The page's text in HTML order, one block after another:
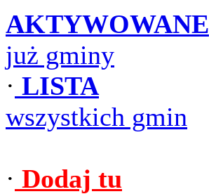
AKTYWOWANE
już gminy
· LISTA
wszystkich gmin
· Dodaj tu